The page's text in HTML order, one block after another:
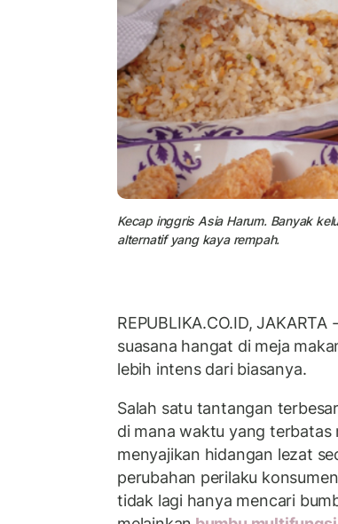
Kecap inggris Asia Harum. Banyak
alternatif yang kaya rempah.
REPUBLIKA.CO.ID, JAKARTA
suasana hangat di meja
lebih intens dari biasanya.
Salah satu tantangan
di mana waktu yang
menyajikan hidangan lezat
perubahan perilaku
tidak lagi hanya mencari